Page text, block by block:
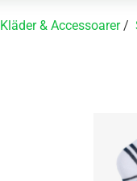
Kläder & Accessoarer/